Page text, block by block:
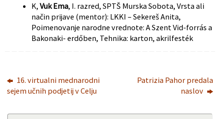
K,Vuk Ema, I. razred, SPTŠ Murska Sobota, Vrsta ali
način prijave (mentor): LKKI – Sekereš Anita,
Poimenovanje narodne vrednote: A Szent Vid-forrás a
Bakonaki- erdőben, Tehnika: karton, akrilfesték
16. virtualni mednarodni
sejem učnih podjetij v Celju
Patrizia Pahor predala
naslov